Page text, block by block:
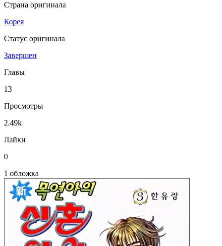
Страна оригинала
Корея
Статус оригинала
Завершен
Главы
13
Просмотры
2.49k
Лайки
0
1 обложка